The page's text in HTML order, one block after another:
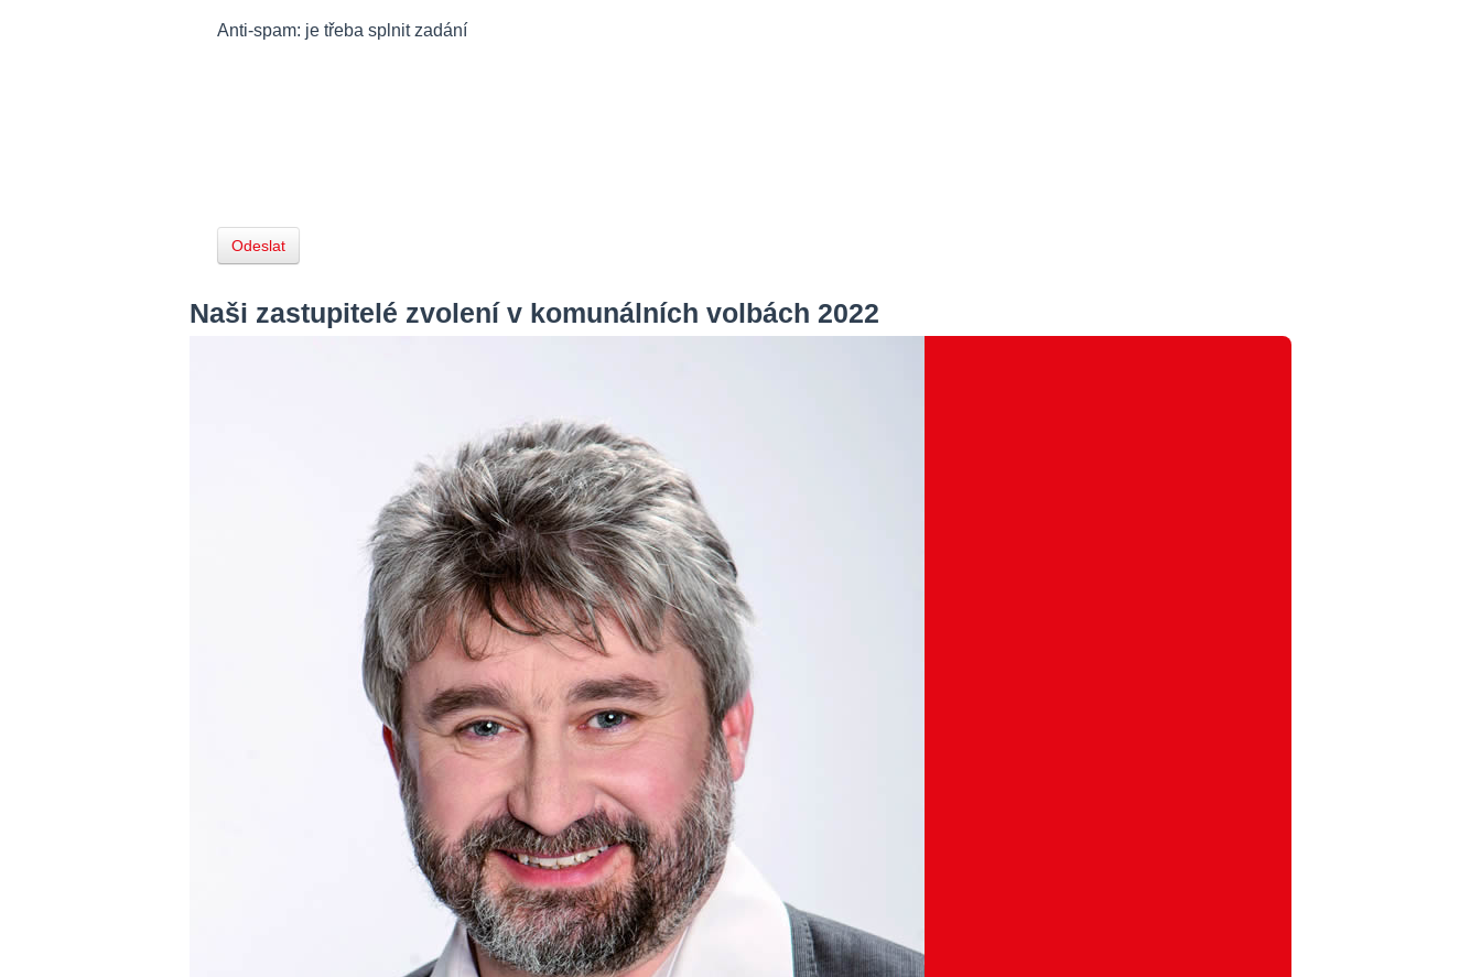
Anti-spam: je třeba splnit zadání
Odeslat
Naši zastupitelé zvolení v komunálních volbách 2022